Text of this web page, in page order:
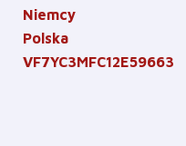
Niemcy
Polska
VF7YC3MFC12E59663